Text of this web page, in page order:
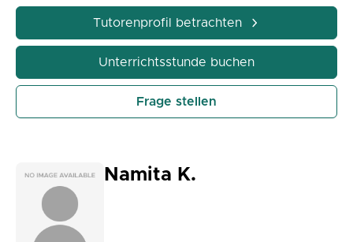
Kommunikation, Fallanalyse)
• Akademisches Schreiben (Aufsätze, Struktur, klare
Argumentation)
• Bearbeitung von Lebenslauf &
Motivationsschreiben
• Vorbereitung auf Vorstellungsgespräche
Tutorenprofil betrachten
Unterrichtsstunde buchen
Frage stellen
Namita K.